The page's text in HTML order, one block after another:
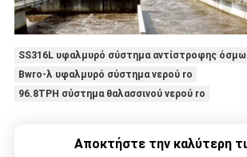
SS316L υφαλμυρό σύστημα αντίστροφης
Bwro-λ υφαλμυρό σύστημα νερού ro
96.8TPH σύστημα θαλασσινού νερού ro
Αποκτήστε την καλύτερη